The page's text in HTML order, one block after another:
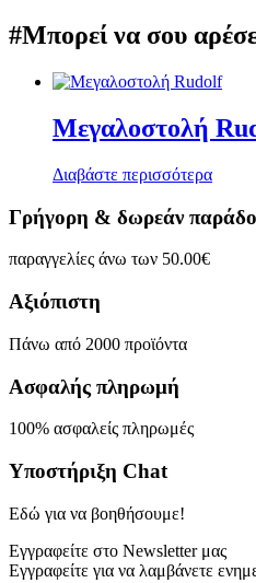
#Μπορεί να σου
Μεγαλοστολή
Διαβάστε περισσότερα
Γρήγορη & δωρεάν
παραγγελίες άνω των 50.00€
Αξιόπιστη
Πάνω από 2000 προϊόντα
Ασφαλής πληρωμή
100% ασφαλείς πληρωμές
Υποστήριξη Chat
Εδώ για να βοηθήσουμε!
Εγγραφείτε στο Newsletter μας
Εγγραφείτε για να λαμβάνετε